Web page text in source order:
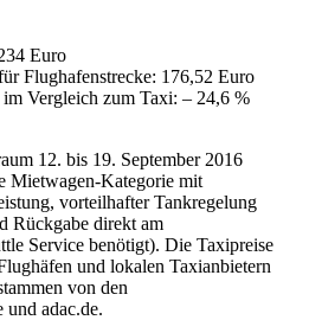
Euro
Flughafenstrecke: 176,52 Euro
Vergleich zum Taxi: – 24,6 %
12. bis 19. September 2016
Mietwagen-Kategorie mit
vorteilhafter Tankregelung
Rückgabe direkt am
Service benötigt). Die Taxipreise
und lokalen Taxianbietern
von den
und adac.de.